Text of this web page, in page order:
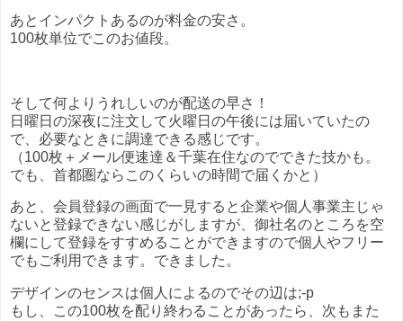
あとインパクトあるのが料金の安さ。
100枚単位でこのお値段。
そして何よりうれしいのが配送の早さ！
日曜日の深夜に注文して火曜日の午後には届いていたの
で、必要なときに調達できる感じです。
（100枚＋メール便速達＆千葉在住なのでできた技かも。
でも、首都圏ならこのくらいの時間で届くかと）
あと、会員登録の画面で一見すると企業や個人事業主じゃ
ないと登録できない感じがしますが、御社名のところを空
欄にして登録をすすめることができますので個人やフリー
でもご利用できます。できました。
デザインのセンスは個人によるのでその辺は;-p
もし、この100枚を配り終わることがあったら、次もまた